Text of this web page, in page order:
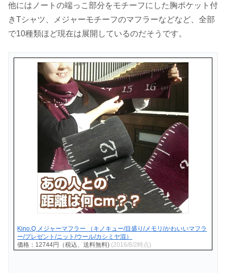
他にはノートの端っこ部分をモチーフにした胸ポケット付
きTシャツ、メジャーモチーフのマフラーなどなど、全部
で10種類ほど現在は展開しているのだそうです。
Kino.Q メジャーマフラー （キノキュー/目盛り/メモリ/かわいいマフラ
ー/プレゼント/ニット/ウール/カシミヤ混）
価格：12744円（税込、送料無料) (2016/8/2時点)